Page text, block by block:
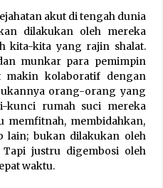
akut di tengah dunia
dilakukan oleh mereka
kita-kita yang rajin shalat.
munkar para pemimpin
makin kolaboratif dengan
orang-orang yang
kunci rumah suci mereka
memfitnah, membidahkan,
lain; bukan dilakukan oleh
justru digembosi oleh
waktu.